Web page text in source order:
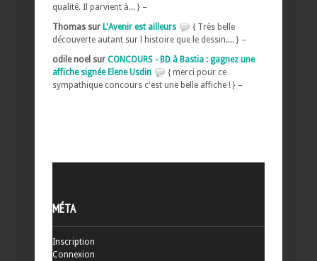
qualité. Il parvient à... } –
Thomas sur L'Avenir est ailleurs
{ Très belle
découverte autant sur l histoire que le dessin.... } –
odile noel sur CONCOURS - BD à Bastia : gagnez une
affiche signée Elene Usdin
{ merci pour ce
sympathique concours c'est une belle affiche ! } –
MÉTA
Inscription
Connexion